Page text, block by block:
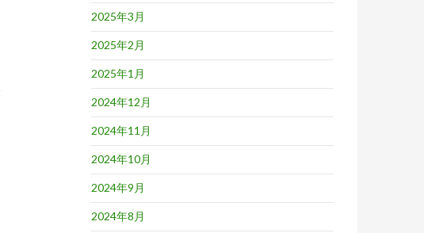
2025年3月
2025年2月
2025年1月
2024年12月
2024年11月
2024年10月
2024年9月
2024年8月